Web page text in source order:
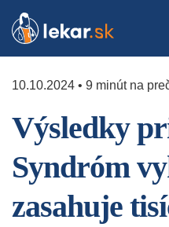
10.10.2024 • 9 minút na
Výsledky
Syndróm
zasahuje